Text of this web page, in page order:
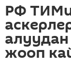
РФ
жооп